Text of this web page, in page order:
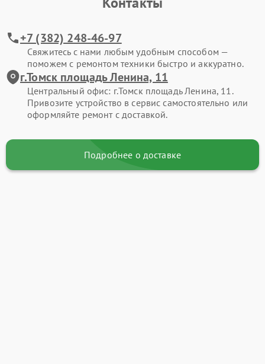
+7 (382) 248-46-97
Свяжитесь с нами любым удобным способом —
поможем с ремонтом техники быстро и аккуратно.
г.Томск площадь Ленина, 11
Центральный офис: г.Томск площадь Ленина, 11.
Привозите устройство в сервис самостоятельно или
оформляйте ремонт с доставкой.
Подробнее о доставке